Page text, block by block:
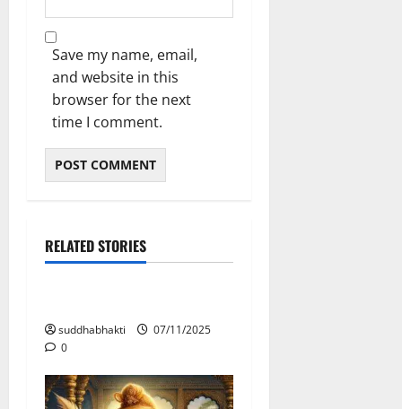
Save my name, email,
and website in this
browser for the next
time I comment.
RELATED STORIES
Chaitanya Ratnamala / ചൈതന്യ രത്നമാല(CRM)
suddhabhakti
07/11/2025
0